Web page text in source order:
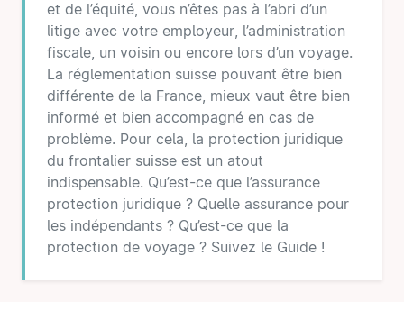
et de l’équité, vous n’êtes pas à l’abri d’un
litige avec votre employeur, l’administration
fiscale, un voisin ou encore lors d’un voyage.
La réglementation suisse pouvant être bien
différente de la France, mieux vaut être bien
informé et bien accompagné en cas de
problème. Pour cela, la protection juridique
du frontalier suisse est un atout
indispensable. Qu’est-ce que l’assurance
protection juridique ? Quelle assurance pour
les indépendants ? Qu’est-ce que la
protection de voyage ? Suivez le Guide !